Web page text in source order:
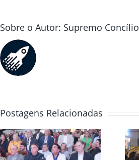
Sobre o Autor: Supremo Concílio
Postagens Relacionadas